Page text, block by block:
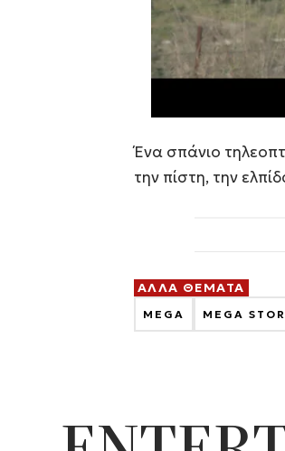
Ένα σπάνιο
την πίστη, την
ΑΛΛΑ ΘΕΜΑΤΑ
MEGA MEGA